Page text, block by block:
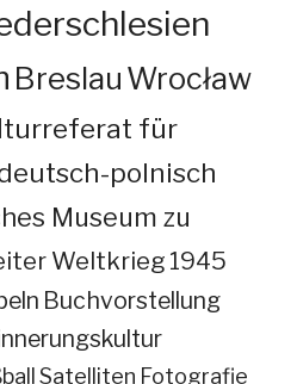
Breslau Wrocław
für
polnisch
Museum zu
Weltkrieg 1945
Buchvorstellung
Satelliten Fotografie